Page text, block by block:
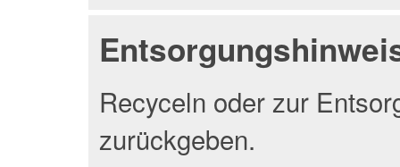
Recyceln oder zur
zurückgeben.